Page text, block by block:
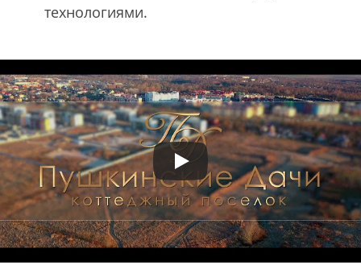
технологиями.